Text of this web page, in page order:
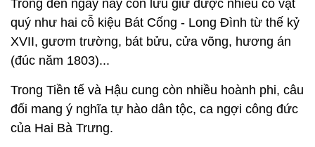
Trong đền ngày nay còn lưu giữ được nhiều cổ vật
quý như hai cỗ kiệu Bát Cống - Long Đình từ thế kỷ
XVII, gươm trường, bát bửu, cửa võng, hương án
(đúc năm 1803)...
Trong Tiền tế và Hậu cung còn nhiều hoành phi, câu
đối mang ý nghĩa tự hào dân tộc, ca ngợi công đức
của Hai Bà Trưng.